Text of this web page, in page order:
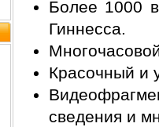
Более 1000
Гиннесса.
Красочный и
сведения и